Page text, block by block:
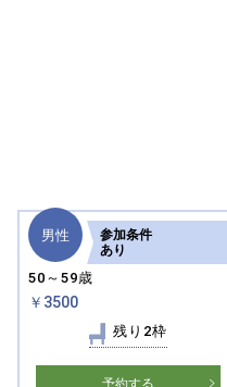
男性
50～59歳
￥3500
参加条件
あり
残り2枠
予約する